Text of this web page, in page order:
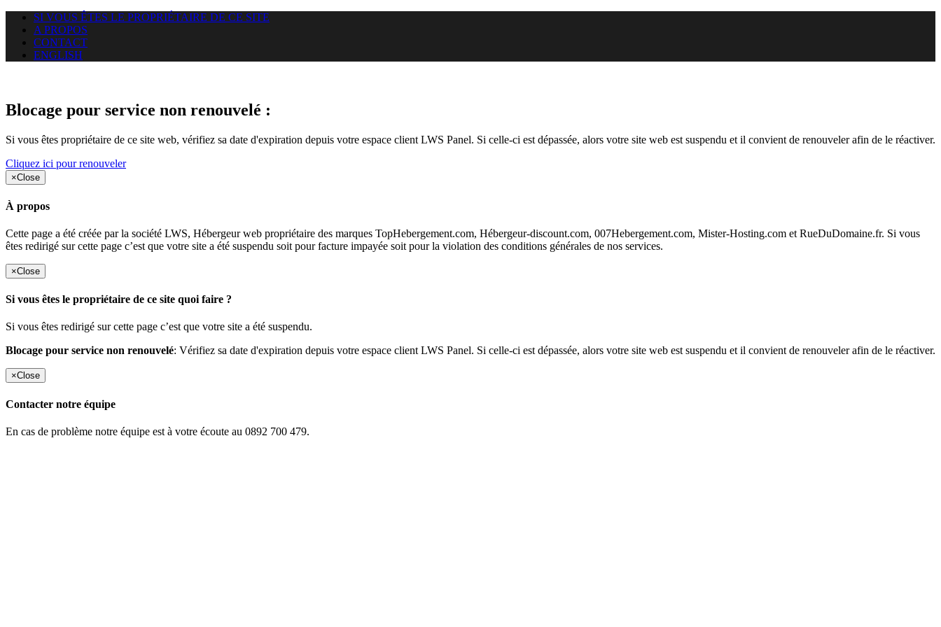
SI VOUS ÊTES LE PROPRIÉTAIRE DE CE SITE
A PROPOS
CONTACT
ENGLISH
Blocage pour service non renouvelé :
Si vous êtes propriétaire de ce site web, vérifiez sa date d'expiration depuis votre espace client LWS Panel. Si celle-ci est dépassée, alors votre site web est suspendu et il convient de renouveler afin de le réactiver.
Cliquez ici pour renouveler
×Close
À propos
Cette page a été créée par la société LWS, Hébergeur web propriétaire des marques TopHebergement.com, Hébergeur-discount.com, 007Hebergement.com, Mister-Hosting.com et RueDuDomaine.fr. Si vous
êtes redirigé sur cette page c’est que votre site a été suspendu soit pour facture impayée soit pour la violation des conditions générales de nos services.
×Close
Si vous êtes le propriétaire de ce site quoi faire ?
Si vous êtes redirigé sur cette page c’est que votre site a été suspendu.
Blocage pour service non renouvelé: Vérifiez sa date d'expiration depuis votre espace client LWS Panel. Si celle-ci est dépassée, alors votre site web est suspendu et il convient de renouveler afin de le réactiver.
×Close
Contacter notre équipe
En cas de problème notre équipe est à votre écoute au 0892 700 479.